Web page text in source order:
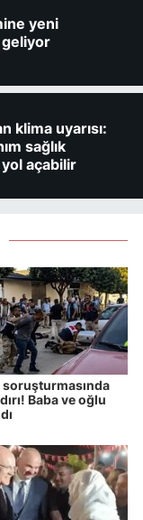
yeni
geliyor
klima uyarısı:
sağlık
açabilir
Baba ve oğlu